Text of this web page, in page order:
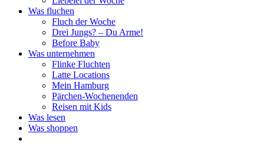
Was fluchen
Fluch der Woche
Drei Jungs? – Du Arme!
Before Baby
Was unternehmen
Flinke Fluchten
Latte Locations
Mein Hamburg
Pärchen-Wochenenden
Reisen mit Kids
Was lesen
Was shoppen